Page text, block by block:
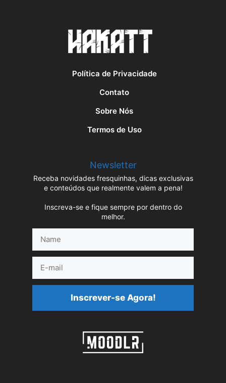
Política de Privacidade
Contato
Sobre Nós
Termos de Uso
Newsletter
Receba novidades fresquinhas, dicas exclusivas
e conteúdos que realmente valem a pena!
Inscreva-se e fique sempre por dentro do
melhor.
mail
Inscrever-se Agora!